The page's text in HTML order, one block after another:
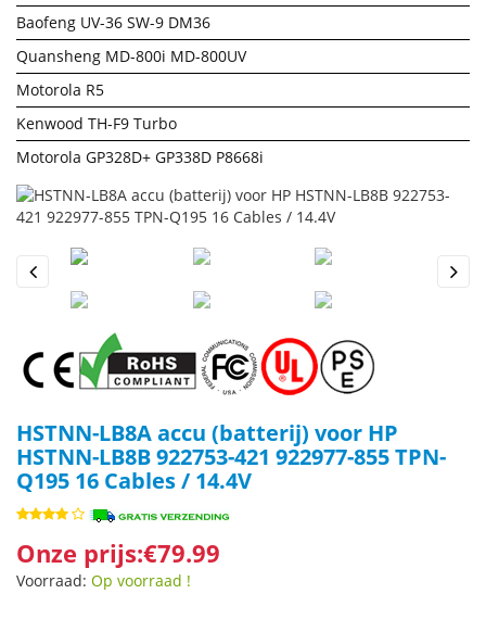
Baofeng UV-36 SW-9 DM36
Quansheng MD-800i MD-800UV
Motorola R5
Kenwood TH-F9 Turbo
Motorola GP328D+ GP338D P8668i
Previous
HSTNN-LB8A accu (batterij) voor HP
HSTNN-LB8B 922753-421 922977-855 TPN-
Q195 16 Cables / 14.4V
Onze prijs:€79.99
Voorraad: Op voorraad !